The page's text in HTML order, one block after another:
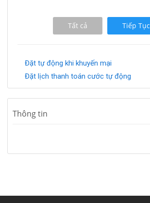
Tất cả Tiếp Tục
Đặt tự động khi khuyến mại
Đặt lịch thanh toán cước tự động
Thông tin